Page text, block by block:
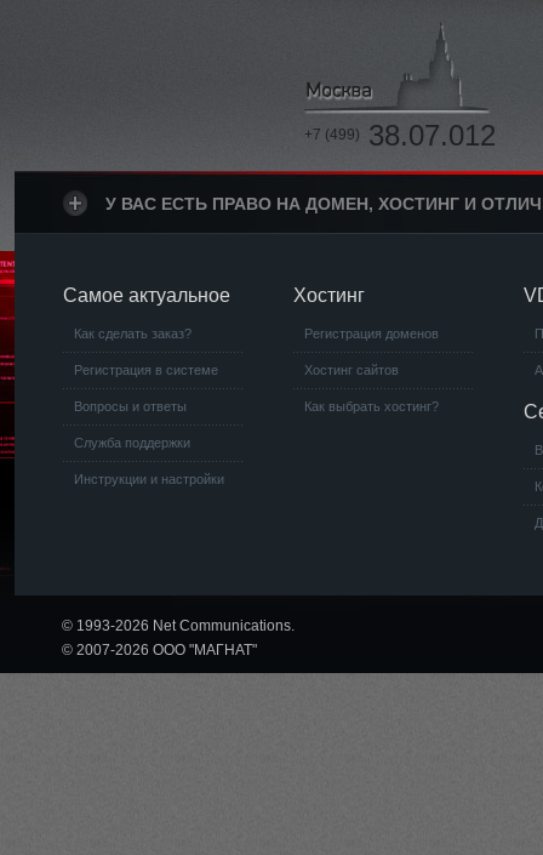
+7 (499) 38.07.012
У ВАС ЕСТЬ ПРАВО НА ДОМЕН, ХОСТИНГ И
Самое актуальное
Как сделать заказ?
Регистрация в системе
Вопросы и ответы
Служба поддержки
Инструкции и настройки
Хостинг
Регистрация доменов
Хостинг сайтов
Как выбрать хостинг?
© 1993-2026 Net Communications.
© 2007-2026 ООО "МАГНАТ"